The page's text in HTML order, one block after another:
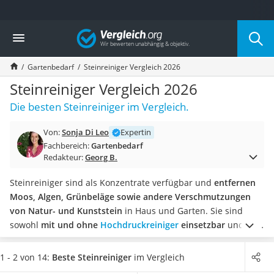
Die beliebtesten Vergleiche nach Kategorie
Baumarkt
Tresor feuerfest
Makita-Akku-Rasenmäher
Kappsäge
Smartes Türschloss
Akku-Rasentrimmer
Split-Klimaanlage 2 Innengeräte
Pelletofen
Tiefbrunnenpumpe
Fliesenschneider
Hochdruckreiniger
Doppelschleifer
Überwachungskamera
Benzinrasenmäher mit Elektrostart
Vergleich
Gartenbedarf Steinreiniger Vergleich 2026
Steinreiniger Vergleich 2026
Die besten Steinreiniger im Vergleich.
Von:Sonja Di Leo
Expertin
Fachbereich:Gartenbedarf
Redakteur:Georg B.
Steinreiniger sind als Konzentrate verfügbar und entfernen
Moos, Algen, Grünbeläge sowie andere Verschmutzungen
von Natur- und Kunststein in Haus und Garten. Sie sind
sowohl mit und ohne Hochdruckreiniger einsetzbar und das
manuelle Schrubben mit der Scheuerbürste entfällt. Vom
Liter-Kanister für großflächige Reinigungen bis zur
1 - 2 von 14: Beste Steinreiniger im Vergleich